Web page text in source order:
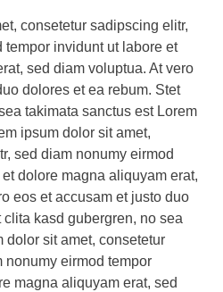
consetetur sadipscing elitr,
tempor invidunt ut labore et
sed diam voluptua. At vero
dolores et ea rebum. Stet
takimata sanctus est Lorem
ipsum dolor sit amet,
sed diam nonumy eirmod
dolore magna aliquyam erat,
eos et accusam et justo duo
kasd gubergren, no sea
dolor sit amet, consetetur
nonumy eirmod tempor
magna aliquyam erat, sed